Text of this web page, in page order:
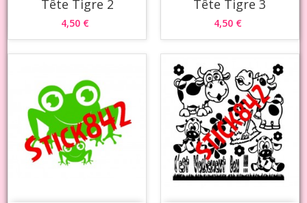
Tête Tigre 2
4,50 €
Tête Tigre 3
4,50 €